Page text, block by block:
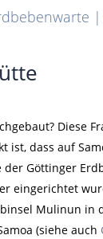
Diese
ist, dass auf
der Göttinger
eingerichtet
Mulinun in
(siehe auch